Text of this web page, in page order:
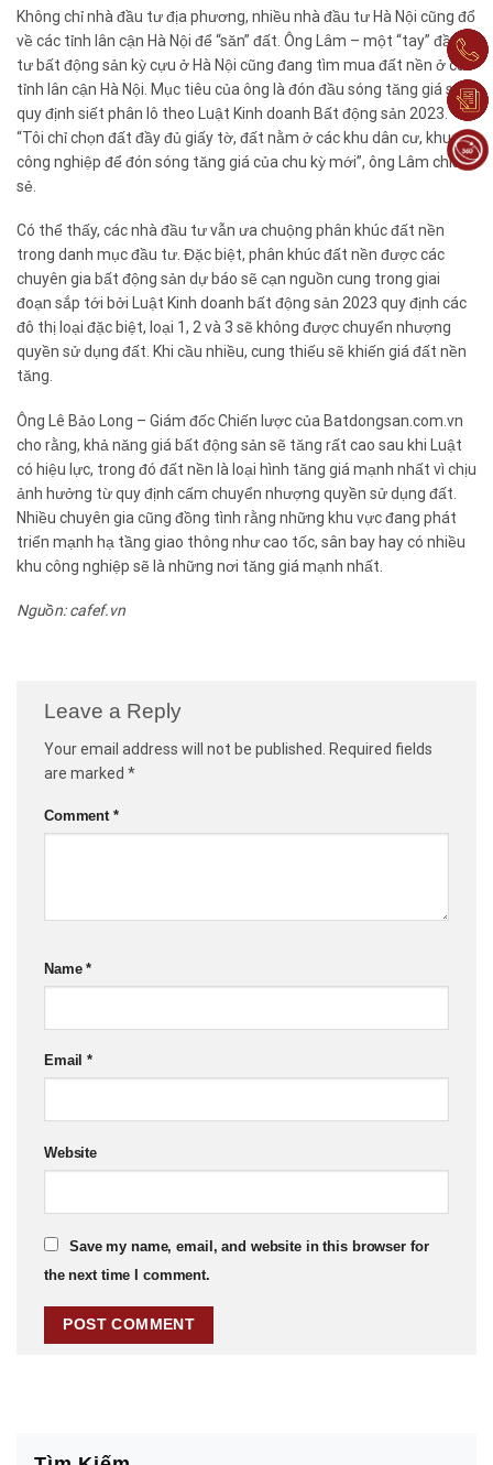
Không chỉ nhà đầu tư địa phương, nhiều nhà đầu tư Hà Nội cũng đổ
về các tỉnh lân cận Hà Nội để “săn” đất. Ông Lâm – một “tay” đầu
tư bất động sản kỳ cựu ở Hà Nội cũng đang tìm mua đất nền ở các
tỉnh lân cận Hà Nội. Mục tiêu của ông là đón đầu sóng tăng giá sau
quy định siết phân lô theo Luật Kinh doanh Bất động sản 2023.
“Tôi chỉ chọn đất đầy đủ giấy tờ, đất nằm ở các khu dân cư, khu
công nghiệp để đón sóng tăng giá của chu kỳ mới”, ông Lâm chia
sẻ.
Có thể thấy, các nhà đầu tư vẫn ưa chuộng phân khúc đất nền
trong danh mục đầu tư. Đặc biệt, phân khúc đất nền được các
chuyên gia bất động sản dự báo sẽ cạn nguồn cung trong giai
đoạn sắp tới bởi Luật Kinh doanh bất động sản 2023 quy định các
đô thị loại đặc biệt, loại 1, 2 và 3 sẽ không được chuyển nhượng
quyền sử dụng đất. Khi cầu nhiều, cung thiếu sẽ khiến giá đất nền
tăng.
Ông Lê Bảo Long – Giám đốc Chiến lược của Batdongsan.com.vn
cho rằng, khả năng giá bất động sản sẽ tăng rất cao sau khi Luật
có hiệu lực, trong đó đất nền là loại hình tăng giá mạnh nhất vì chịu
ảnh hưởng từ quy định cấm chuyển nhượng quyền sử dụng đất.
Nhiều chuyên gia cũng đồng tình rằng những khu vực đang phát
triển mạnh hạ tầng giao thông như cao tốc, sân bay hay có nhiều
khu công nghiệp sẽ là những nơi tăng giá mạnh nhất.
Nguồn: cafef.vn
Leave a Reply
Your email address will not be published. Required fields
are marked *
Comment *
Name*
Email*
Website
Save my name, email, and website in this browser for
the next time I comment.